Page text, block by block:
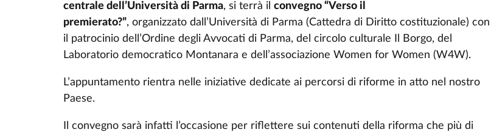
centrale dell’Università di Parma, si terrà ilconvegno “Verso il
premierato?”, organizzato dall’Università di Parma (Cattedra di Diritto costituzionale) con
il patrocinio dell’Ordine degli Avvocati di Parma, del circolo culturale Il Borgo, del
Laboratorio democratico Montanara e dell’associazione Women for Women (W4W).
L’appuntamento rientra nelle iniziative dedicate ai percorsi di riforme in atto nel nostro
Paese.
Il convegno sarà infatti l’occasione per riflettere sui contenuti della riforma che più di